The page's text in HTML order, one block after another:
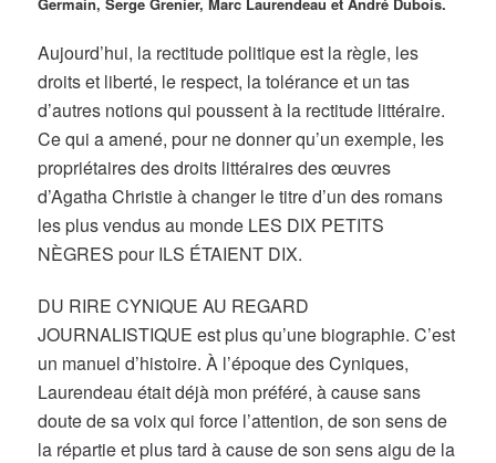
Aujourd’hui, la rectitude politique est la règle, les
droits et liberté, le respect, la tolérance et un tas
d’autres notions qui poussent à la rectitude littéraire.
Ce qui a amené, pour ne donner qu’un exemple, les
propriétaires des droits littéraires des œuvres
d’Agatha Christie à changer le titre d’un des romans
les plus vendus au monde LES DIX PETITS
NÈGRES pour ILS ÉTAIENT DIX.
DU RIRE CYNIQUE AU REGARD
JOURNALISTIQUE est plus qu’une biographie. C’est
un manuel d’histoire. À l’époque des Cyniques,
Laurendeau était déjà mon préféré, à cause sans
doute de sa voix qui force l’attention, de son sens de
la répartie et plus tard à cause de son sens aigu de la